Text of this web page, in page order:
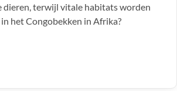
dieren, terwijl vitale habitats worden
het Congobekken in Afrika?